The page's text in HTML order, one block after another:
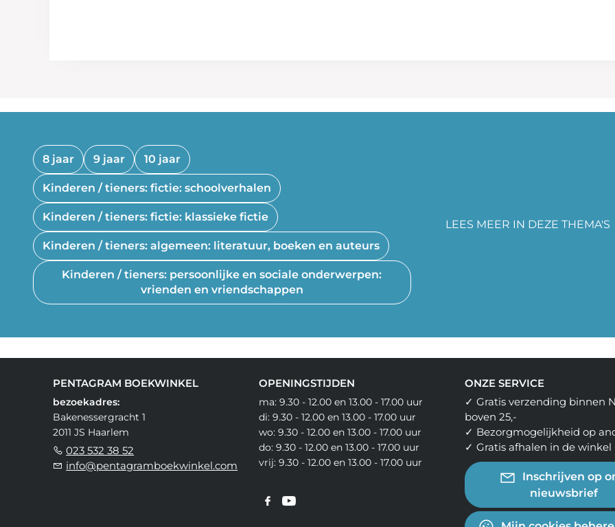
8 jaar 9 jaar 10 jaar
Kinderen / tieners: fictie: schoolverhalen
Kinderen / tieners: fictie: klassieke fictie
Kinderen / tieners: algemeen: literatuur, boeken en auteurs
Kinderen / tieners: persoonlijke en sociale onderwerpen:
vrienden en vriendschappen
LEES MEER IN DEZE THEMA'S
PENTAGRAM BOEKWINKEL
bezoekadres:
Bakenessergracht 1
2011 JS Haarlem
023 532 38 52
info@pentagramboekwinkel.com
OPENINGSTIJDEN
ma: 9.30 - 12.00 en 13.00 - 17.00 uur
di: 9.30 - 12.00 en 13.00 - 17.00 uur
wo: 9.30 - 12.00 en 13.00 - 17.00 uur
do: 9.30 - 12.00 en 13.00 - 17.00 uur
vrij: 9.30 - 12.00 en 13.00 - 17.00 uur
ONZE SERVICE
✓ Gratis verzending binnen
boven 25,-
✓ Bezorgmogelijkheid op
✓ Gratis afhalen in de winkel
Inschrijven op
nieuwsbrief